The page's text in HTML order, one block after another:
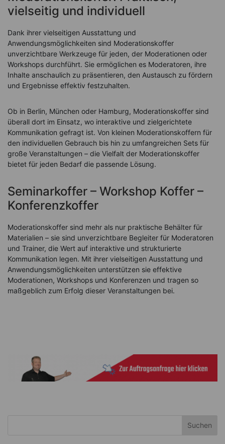
vielseitig und individuell
Dank ihrer vielseitigen Ausstattung und
Anwendungsmöglichkeiten sind Moderationskoffer
unverzichtbare Werkzeuge für jeden, der Moderationen oder
Workshops durchführt. Sie ermöglichen es Moderatoren, ihre
Inhalte anschaulich zu präsentieren, den Austausch zu fördern
und Ergebnisse effektiv festzuhalten.
Ob in Berlin, München oder Hamburg, Moderationskoffer sind
überall dort im Einsatz, wo interaktive und zielgerichtete
Kommunikation gefragt ist. Von kleinen Moderationskoffern für
den individuellen Gebrauch bis hin zu umfangreichen Sets für
große Veranstaltungen – die Vielfalt der Moderationskoffer
bietet für jeden Bedarf die passende Lösung.
Seminarkoffer – Workshop Koffer –
Konferenzkoffer
Moderationskoffer sind mehr als nur praktische Behälter für
Materialien – sie sind unverzichtbare Begleiter für Moderatoren
und Trainer, die Wert auf interaktive und strukturierte
Kommunikation legen. Mit ihrer vielseitigen Ausstattung und
Anwendungsmöglichkeiten unterstützen sie effektive
Moderationen, Workshops und Konferenzen und tragen so
maßgeblich zum Erfolg dieser Veranstaltungen bei.
Suchen